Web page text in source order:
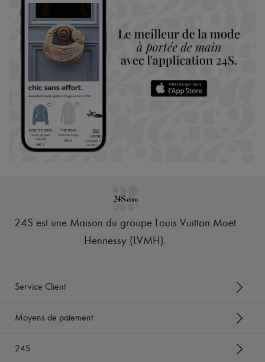
24S est une Maison du groupe Louis Vuitton Moët
Hennessy (LVMH).
Service Client
Moyens de paiement
24S